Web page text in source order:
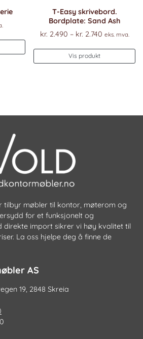
T-Easy skrivebord.
Bordplate: Sand Ash
kr. 2.490 – kr. 2.740Prisområde:
kr. 2.740
eks. mva.
Vis produkt
tilbyr møbler til kontor, møterom og
for et funksjonelt og
direkte import sikrer vi høy kvalitet til
La oss hjelpe deg å finne de
AS
19, 2848 Skreia